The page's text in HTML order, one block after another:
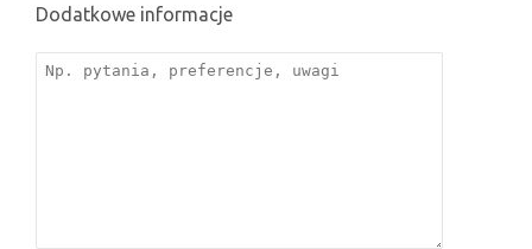
Dodatkowe informacje